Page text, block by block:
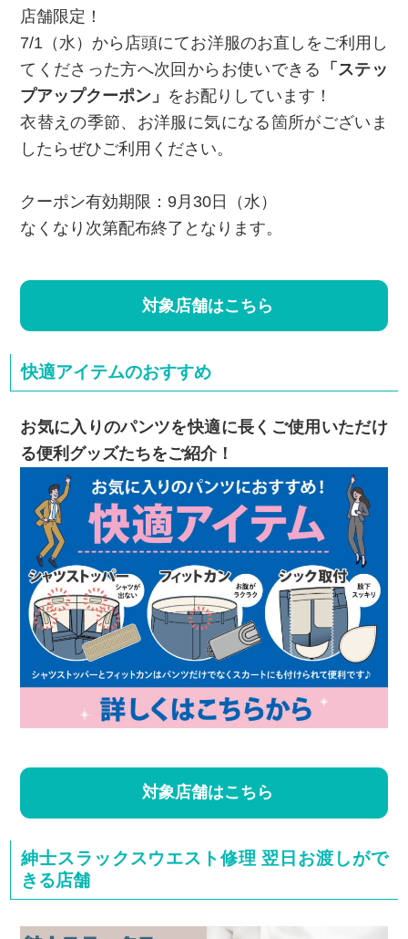
店舗限定！
7/1（水）から店頭にてお洋服のお直しをご利用し
てくださった方へ次回からお使いできる
「ステッ
プアップクーポン」 をお配りしています！
衣替えの季節、お洋服に気になる箇所がございま
したらぜひご利用ください。
クーポン有効期限：9月30日（水）
なくなり次第配布終了となります。
対象店舗はこちら
快適アイテムのおすすめ
お気に入りのパンツを快適に長くご使用いただけ
る便利グッズたちをご紹介！
対象店舗はこちら
紳士スラックスウエスト修理 翌日お渡しがで
きる店舗